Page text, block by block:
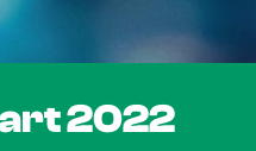
2022